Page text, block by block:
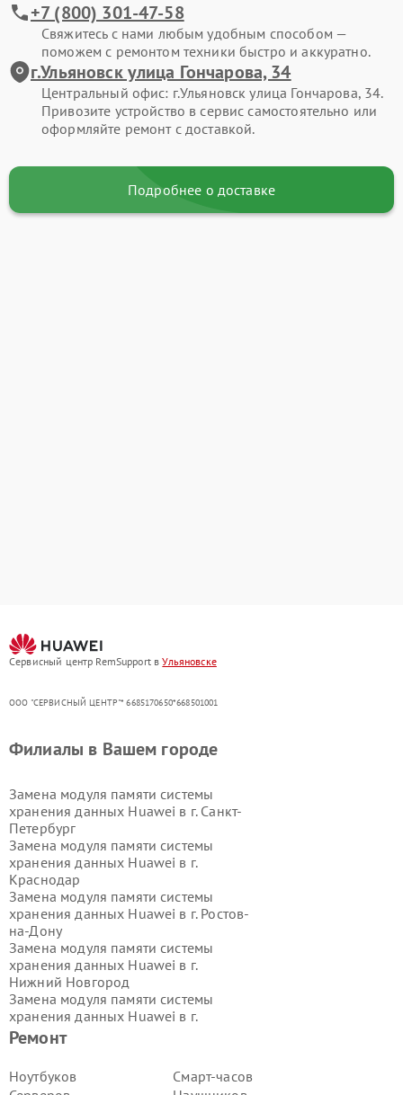
+7 (800) 301-47-58
Свяжитесь с нами любым удобным способом —
поможем с ремонтом техники быстро и аккуратно.
г.Ульяновск улица Гончарова, 34
Центральный офис: г.Ульяновск улица Гончарова, 34.
Привозите устройство в сервис самостоятельно или
оформляйте ремонт с доставкой.
Подробнее о доставке
Сервисный центр RemSupport вУльяновске
ООО "СЕРВИСНЫЙ ЦЕНТР"* 6685170650*668501001
Ремонт
Ноутбуков
Смарт-часов
Филиалы в Вашем городе
Замена модуля памяти системы
хранения данных Huawei в г. Санкт-
Петербург
Замена модуля памяти системы
хранения данных Huawei в г.
Краснодар
Замена модуля памяти системы
хранения данных Huawei в г. Ростов-
на-Дону
Замена модуля памяти системы
хранения данных Huawei в г.
Нижний Новгород
Замена модуля памяти системы
хранения данных Huawei в г.
Новосибирск
Замена модуля памяти системы
хранения данных Huawei в г.
Екатеринбург